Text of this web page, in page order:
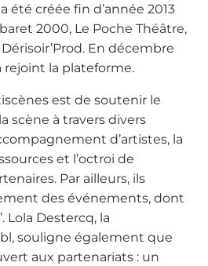
été créée fin d’année 2013
2000, Le Poche Théâtre,
En décembre
rejoint la plateforme.
est de soutenir le
scène à travers divers
d’artistes, la
et l’octroi de
Par ailleurs, ils
des événements, dont
Lola Destercq, la
souligne également que
aux partenariats : un